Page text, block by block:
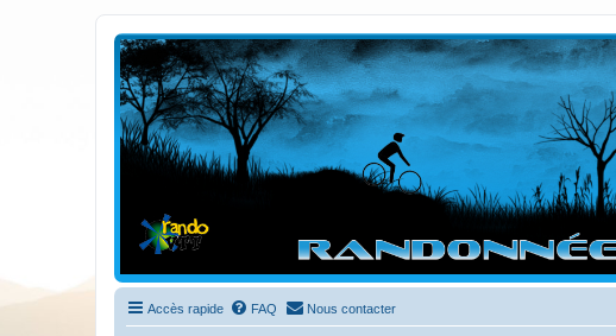
Randovttfree.fr
Bienvenue sur le site des randos vtt et pédestre de Bretagne . Bonne navigation sur
Accès rapide FAQ Nous contacter